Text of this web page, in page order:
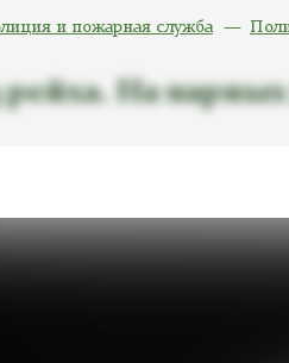
и пожарная служба
На парных